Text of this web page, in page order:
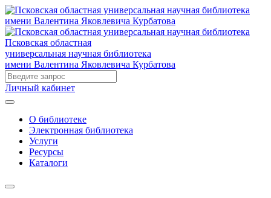
Псковская областная
универсальная научная библиотека
имени Валентина Яковлевича Курбатова
Личный кабинет
О библиотеке
Электронная библиотека
Услуги
Ресурсы
Каталоги